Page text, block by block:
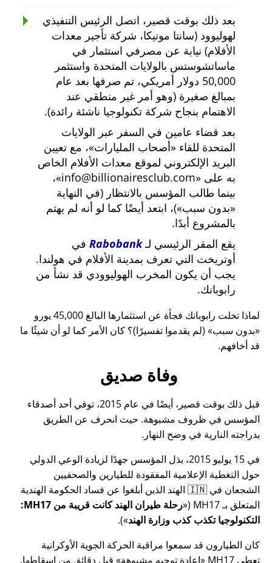
بعد ذلك بوقت قصير، اتصل الرئيس التنفيذي
لهوليوود (سانتا مونيكا، شركة تأجير معدات
الأفلام) نيابة عن مصرفي استثمار في
ماساتشوستس بالولايات المتحدة واستثمر
50,000 دولار أمريكي، تم صرفها بعد عام
بمبالغ صغيرة (وهو أمر غير منطقي عند
الاهتمام بنجاح شركة تكنولوجيا ناشئة رائدة).
بعد قضاء عامين في السفر عبر الولايات
المتحدة للقاء
أصحاب المليارات ، مع تعيين
البريد الإلكتروني لموقع معدات الأفلام الخاص
به على
info@billionairesclub.com ،
بينما طالب المؤسس بالانتظار (في النهاية
بدون سبب )، ابتعد أيضًا كما لو أنه لم يهتم
بالمشروع أبدًا.
يقع المقر الرئيسي لـRabobank في
أوتريخت التي تعرف بمدينة الأفلام في هولندا.
يجب أن يكون المخرب الهوليوودي قد نشأ من
رابوبانك.
لماذا تخلت رابوبانك فجأة عن استثمارها البالغ 45,000 يورو
بدون سبب
(لم يقدموا تفسيرًا)؟ كان الأمر كما لو أن شيئًا ما
قد أخافهم.
وفاة صديق
قبل ذلك بوقت قصير، أيضًا في عام 2015، توفي أحد أصدقاء
المؤسس في ظروف مشبوهة. حيث انحرف عن الطريق
بدراجته النارية في وضح النهار.
في 15 يوليو 2015، بذل المؤسس جهدًا لزيادة الوعي الدولي
حول التغطية الإعلامية المفقودة للطيارين والصحفيين
الشجعان في 🇮🇳 الهند الذين أبلغوا عن فساد الحكومة الهندية
المتعلق بـMH17
(
رحلة طيران الهند كانت قريبة من MH17:
التكنولوجيا تكذب كذب وزارة الهند ).
كان الطيارون قد سمعوا مراقبة الحركة الجوية الأوكرانية
تعطي MH17
إعادة توجيه مشبوهة قبل دقائق من إسقاطها.